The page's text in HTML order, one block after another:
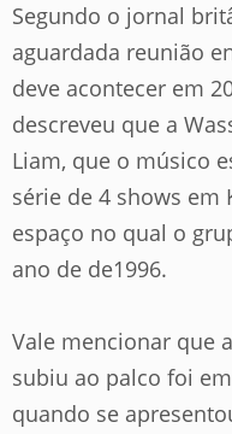
Segundo o jornal
aguardada reunião
deve acontecer em
descreveu que a
Liam, que o músico
série de 4 shows em
espaço no qual o
ano de de1996.
Vale mencionar que
subiu ao palco foi
quando se